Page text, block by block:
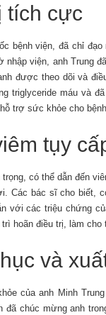
tích cực
bệnh viện, đã chỉ
nhập viện, anh Trung
được theo dõi và
triglyceride máu và
trợ sức khỏe cho bệnh
tụy
có thể dẫn đến
Các bác sĩ cho biết,
với các triệu chứng
hoãn điều trị, làm cho
và
của anh Minh
đã chúc mừng anh